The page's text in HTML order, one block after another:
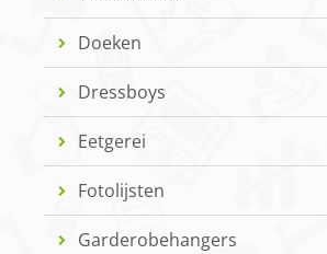
Doeken
Dressboys
Eetgerei
Fotolijsten
Garderobehangers